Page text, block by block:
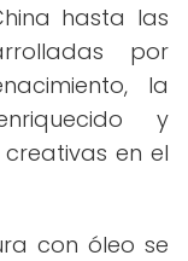
hasta las
por
la
y
en el
con óleo se